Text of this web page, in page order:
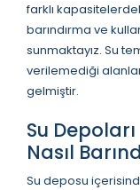
farklı
barındırma ve
sunmaktayız. Su
verilemediği
gelmiştir.
Su
Nasıl
Su deposu